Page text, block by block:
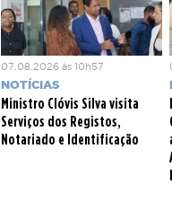
07.08.2026 às 10h57
NOTÍCIAS
Ministro Clóvis Silva visita
Serviços dos Registos,
Notariado e Identificação